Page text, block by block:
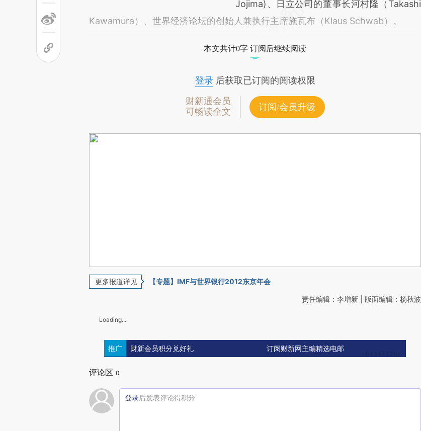
Jojima)、日立公司的董事长河村隆（Takashi
Kawamura）、世界经济论坛的创始人兼执行主席施瓦布（Klaus Schwab）。
本文共计0字 订阅后继续阅读
登录后获取已订阅的阅读权限
财新通会员
可畅读全文
订阅/会员升级
更多报道详见 【专题】IMF与世界银行2012东京年会
责任编辑：李增新 | 版面编辑：杨秋波
Loading...
推广 财新会员积分兑好礼 订阅财新网主编精选电邮
评论区 0
登录后发表评论得积分